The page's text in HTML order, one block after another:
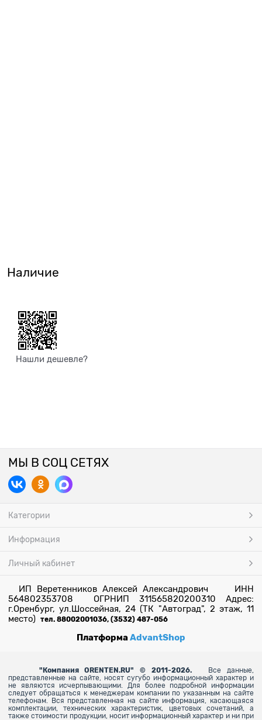
Наличие
Нашли дешевле?
МЫ В СОЦ СЕТЯХ
Категории
Информация
Личный кабинет
ИП Веретенников Алексей Александрович ИНН
564802353708 ОГРНИП 311565820200310 Адрес:
г.Оренбург, ул.Шоссейная, 24 (ТК "Автоград", 2 этаж, 11
место) тел. 88002001036, (3532) 487-056
ПлатформаAdvantShop
" Компания ORENTEN.RU" © 2011-2026.
Все данные,
представленные на сайте, носят сугубо информационный характер и
не являются исчерпывающими. Для более подробной информации
следует обращаться к менеджерам компании по указанным на сайте
телефонам. Вся представленная на сайте информация, касающаяся
комплектации, технических характеристик, цветовых сочетаний, а
также стоимости продукции, носит информационный характер и ни при